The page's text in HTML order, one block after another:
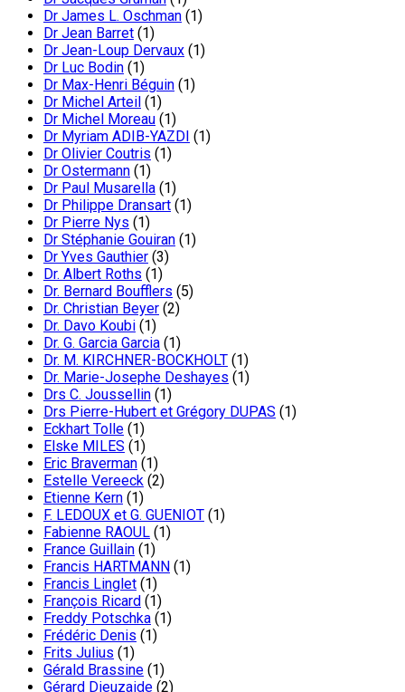
Dr James L. Oschman (1)
Dr Jean Barret (1)
Dr Jean-Loup Dervaux (1)
Dr Luc Bodin (1)
Dr Max-Henri Béguin (1)
Dr Michel Arteil (1)
Dr Michel Moreau (1)
Dr Myriam ADIB-YAZDI (1)
Dr Olivier Coutris (1)
Dr Ostermann (1)
Dr Paul Musarella (1)
Dr Philippe Dransart (1)
Dr Pierre Nys (1)
Dr Stéphanie Gouiran (1)
Dr Yves Gauthier (3)
Dr. Albert Roths (1)
Dr. Bernard Boufflers (5)
Dr. Christian Beyer (2)
Dr. Davo Koubi (1)
Dr. G. Garcia Garcia (1)
Dr. M. KIRCHNER-BOCKHOLT (1)
Dr. Marie-Josephe Deshayes (1)
Drs C. Joussellin (1)
Drs Pierre-Hubert et Grégory DUPAS (1)
Eckhart Tolle (1)
Elske MILES (1)
Eric Braverman (1)
Estelle Vereeck (2)
Etienne Kern (1)
F. LEDOUX et G. GUENIOT (1)
Fabienne RAOUL (1)
France Guillain (1)
Francis HARTMANN (1)
Francis Linglet (1)
François Ricard (1)
Freddy Potschka (1)
Frédéric Denis (1)
Frits Julius (1)
Gérald Brassine (1)
Gérard Dieuzaide (2)